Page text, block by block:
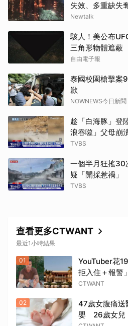
失效、多重缺失
Newtalk
駭人！美公布
三角形物體遮蔽
自由電子報
泰國校園槍擊案
歉
NOWNEWS今日新聞
趁「白海豚」登
浪吞噬」父母崩
TVBS
一個半月狂搖
疑「開採惹禍」
TVBS
查看更多CTWANT
最近1小時結果
01
YouTuber花
拒入住＋報警
CTWANT
02
47歲女腹痛送
嬰 26歲女兒